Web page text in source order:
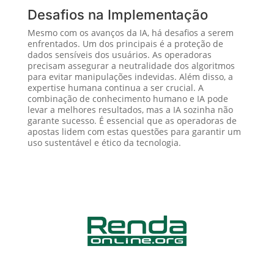
Desafios na Implementação
Mesmo com os avanços da IA, há desafios a serem
enfrentados. Um dos principais é a proteção de
dados sensíveis dos usuários. As operadoras
precisam assegurar a neutralidade dos algoritmos
para evitar manipulações indevidas. Além disso, a
expertise humana continua a ser crucial. A
combinação de conhecimento humano e IA pode
levar a melhores resultados, mas a IA sozinha não
garante sucesso. É essencial que as operadoras de
apostas lidem com estas questões para garantir um
uso sustentável e ético da tecnologia.